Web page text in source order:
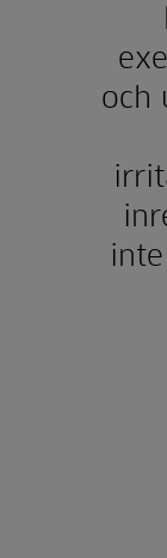
och